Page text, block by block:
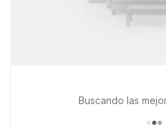
Buscando las